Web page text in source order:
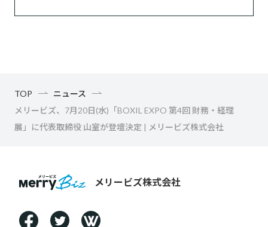
TOP
ニュース
メリービズ、7月20日(水)「BOXIL EXPO 第4回 財務・経理
展」に代表取締役 山室が登壇決定 | メリービズ株式会社
メリービズ株式会社